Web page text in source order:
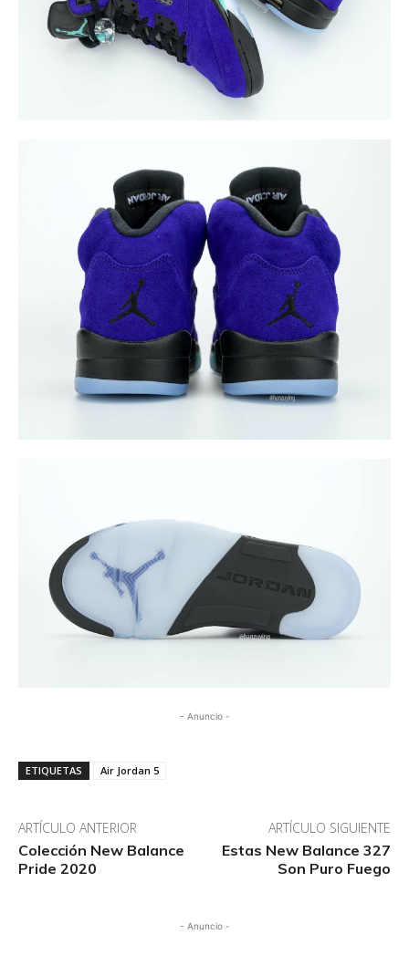
- Anuncio -
ETIQUETAS Air Jordan 5
ARTÍCULO ANTERIOR
Colección New Balance
Pride 2020
ARTÍCULO SIGUIENTE
Estas New Balance 327
Son Puro Fuego
- Anuncio -